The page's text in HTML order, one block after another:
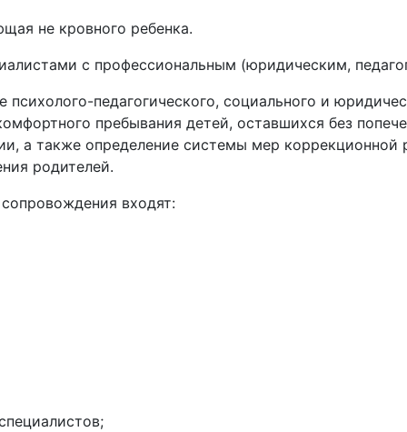
не кровного ребенка.
с профессиональным (юридическим,
психолого-педагогического, социального и
пребывания детей, оставшихся без
а также определение системы мер
родителей.
входят: